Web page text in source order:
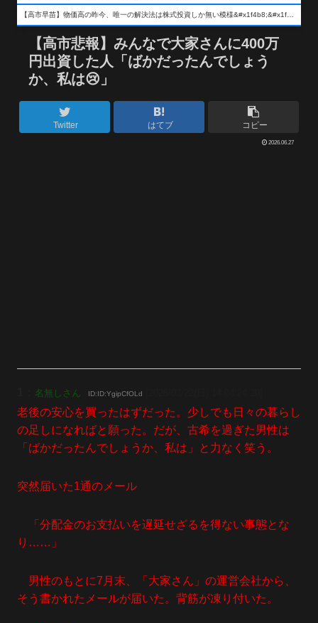
【高市早苗】物価高の昨今、唯一の解決法は株式投資しか無い模様&#x1f4b8;&#x1f4b8;&#x1f4b8;
【高市悲報】みんなで大家さんに400万
円出資した人「ばかだったんでしょう
か、私は😢」
Twitter はてブ コピー
2026.06.27
名無しさん ID:ID:YgipCfOLd
老後の安心を買ったはずだった。少しでも日々の暮らし
の足しになればと願った。だが、古希を過ぎた男性は
「ばかだったんでしょうか、私は」と力なく笑う。
突然届いた1通のメール
「分配金のお支払いを遅延せざるを得ない事態とな
り……」
男性のもとに7月末、「大家さん」の運営会社から、
そう書かれたメールが届いた。背筋が凍り付いた。